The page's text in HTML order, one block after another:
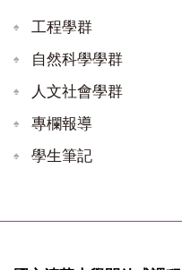
工程學群
自然科學學群
人文社會學群
專欄報導
學生筆記